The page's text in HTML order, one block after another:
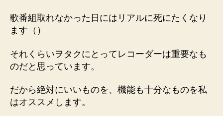
歌番組取れなかった日にはリアルに死にたくなり
ます（）
それくらいヲタクにとってレコーダーは重要なも
のだと思っています。
だから絶対にいいものを、機能も十分なものを私
はオススメします。